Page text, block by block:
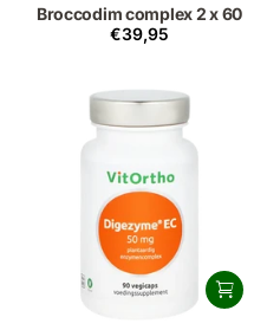
Broccodim complex 2 x 60
€39,95